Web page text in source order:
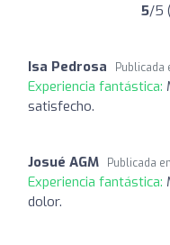
5/5
Isa Pedrosa Publicada
Experiencia fantástica:
satisfecho.
Josué AGM Publicada en
Experiencia fantástica:
dolor.